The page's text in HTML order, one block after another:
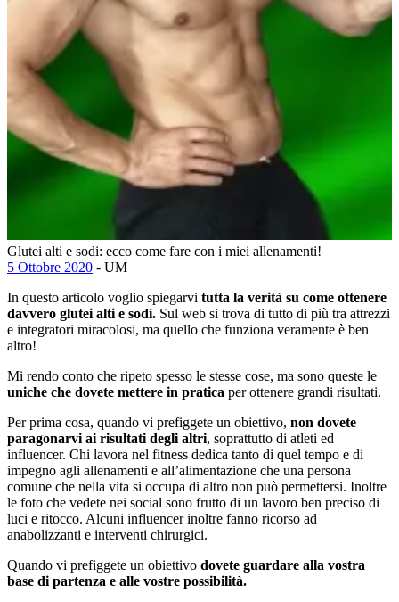
Glutei alti e sodi: ecco come fare con i miei allenamenti!
5 Ottobre 2020 - UM
In questo articolo voglio spiegarvi tutta la verità su come ottenere
davvero glutei alti e sodi. Sul web si trova di tutto di più tra attrezzi
e integratori miracolosi, ma quello che funziona veramente è ben
altro!
Mi rendo conto che ripeto spesso le stesse cose, ma sono queste le
uniche che dovete mettere in pratica per ottenere grandi risultati.
Per prima cosa, quando vi prefiggete un obiettivo, non dovete
paragonarvi ai risultati degli altri, soprattutto di atleti ed
influencer. Chi lavora nel fitness dedica tanto di quel tempo e di
impegno agli allenamenti e all’alimentazione che una persona
comune che nella vita si occupa di altro non può permettersi. Inoltre
le foto che vedete nei social sono frutto di un lavoro ben preciso di
luci e ritocco. Alcuni influencer inoltre fanno ricorso ad
anabolizzanti e interventi chirurgici.
Quando vi prefiggete un obiettivo dovete guardare alla vostra
base di partenza e alle vostre possibilità.